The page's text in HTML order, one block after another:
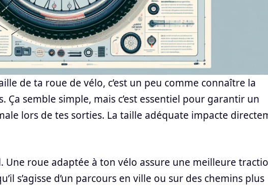
de ta roue de vélo, c’est un peu comme connaître la
Ça semble simple, mais c’est essentiel pour garantir un
lors de tes sorties. La taille adéquate impacte
Une roue adaptée à ton vélo assure une meilleure
s’agisse d’un parcours en ville ou sur des chemins plus